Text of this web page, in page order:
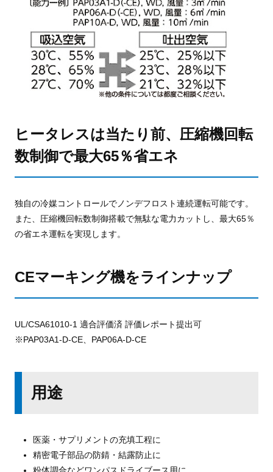
ヒータレスは当たり前、圧縮機回転
数制御で最大65％省エネ
独自の冷媒コントロールでノンデフロスト連続運転可能です。
また、圧縮機回転数制御搭載で無駄な電力カットし、最大65％
の省エネ運転を実現します。
CEマーキング機をラインナップ
UL/CSA61010-1 適合評価済 評価レポート提出可
※PAP03A1-D-CE、PAP06A-D-CE
用途
医薬・サプリメントの充填工程に
精密電子部品の防錆・結露防止に
粉体調合などワンパスドライブース用に